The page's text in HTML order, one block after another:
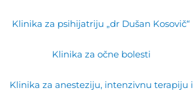
Klinika za psihijatriju „dr Dušan Kosovič“
Klinika za očne bolesti
Klinika za anesteziju, intenzivnu terapiju i